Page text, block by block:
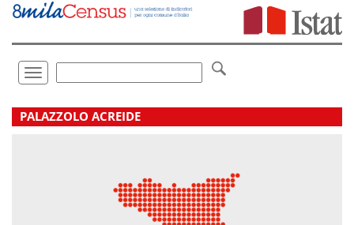
Vai
direttamente
Toggle
navigation
.
PALAZZOLO ACREIDE